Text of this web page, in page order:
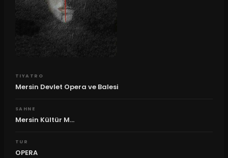
TIYATRO
Mersin Devlet Opera ve Balesi
SAHNE
Mersin Kültür M...
TUR
OPERA